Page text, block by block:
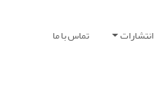
انتشارات تماس با ما